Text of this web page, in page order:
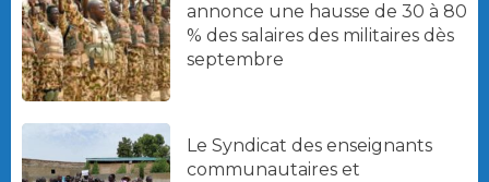
annonce une hausse de 30 à 80
% des salaires des militaires dès
septembre
Le Syndicat des enseignants
communautaires et